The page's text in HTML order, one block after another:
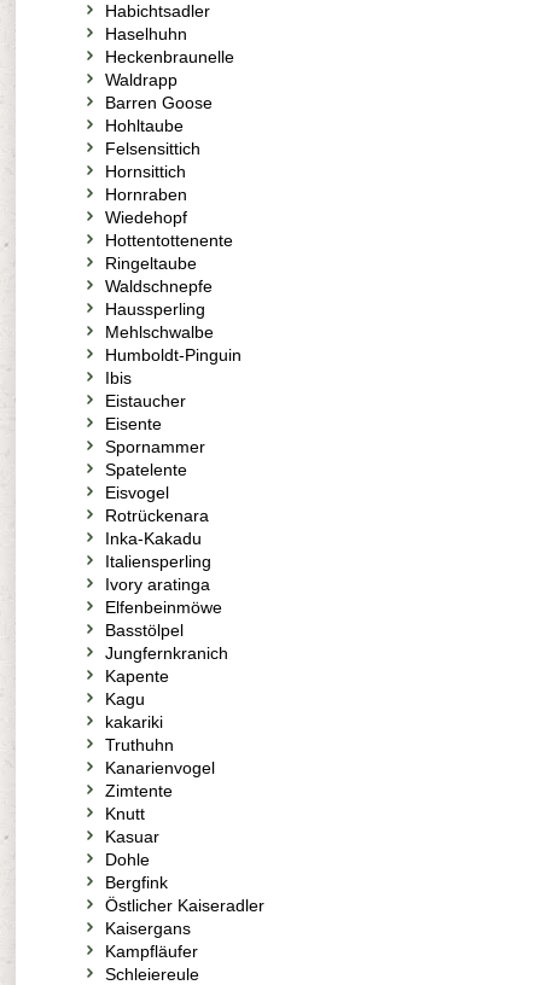
Habichtsadler
Haselhuhn
Heckenbraunelle
Waldrapp
Barren Goose
Hohltaube
Felsensittich
Hornsittich
Hornraben
Wiedehopf
Hottentottenente
Ringeltaube
Waldschnepfe
Haussperling
Mehlschwalbe
Humboldt-Pinguin
Ibis
Eistaucher
Eisente
Spornammer
Spatelente
Eisvogel
Rotrückenara
Inka-Kakadu
Italiensperling
Ivory aratinga
Elfenbeinmöwe
Basstölpel
Jungfernkranich
Kapente
Kagu
kakariki
Truthuhn
Kanarienvogel
Zimtente
Knutt
Kasuar
Dohle
Bergfink
Östlicher Kaiseradler
Kaisergans
Kampfläufer
Schleiereule